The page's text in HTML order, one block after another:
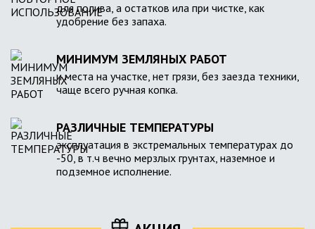
для полива, а остатков ила при чистке, как
удобрение без запаха.
МИНИМУМ ЗЕМЛЯНЫХ РАБОТ
и места на участке, нет грязи, без заезда техники,
чаще всего ручная копка.
РАЗЛИЧНЫЕ ТЕМПЕРАТУРЫ
эксплуатация в экстремальных температурах до
-50, в т.ч вечно мерзлых грунтах, наземное и
подземное исполнение.